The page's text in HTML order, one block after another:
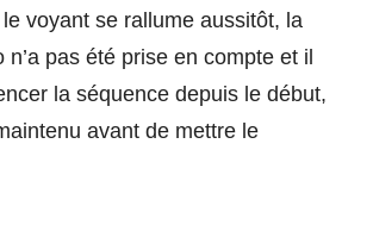
voyant se rallume aussitôt, la
n’a pas été prise en compte et il
la séquence depuis le début,
avant de mettre le